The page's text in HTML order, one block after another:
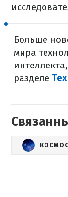
Больше
мира
разделе
КОСМОС